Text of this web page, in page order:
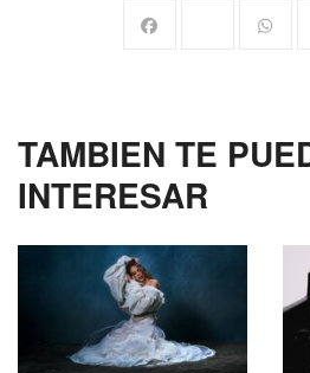
TAMBIEN TE
INTERESAR